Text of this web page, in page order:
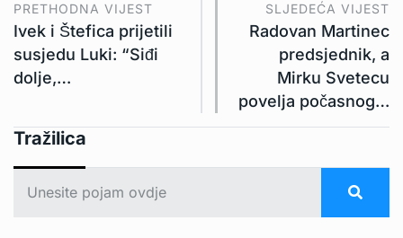
PRETHODNA VIJEST
Ivek i Štefica prijetili
susjedu Luki: “Siđi
dolje,…
SLJEDEĆA VIJEST
Radovan Martinec
predsjednik, a
Mirku Svetecu
povelja počasnog…
Tražilica